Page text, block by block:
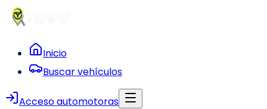
Inicio
Buscar vehículos
Acceso automotoras